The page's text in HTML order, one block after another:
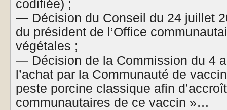
codifiée) ;
— Décision du Conseil du 24 juillet
du président de l’Office
végétales ;
— Décision de la Commission du 4
l’achat par la Communauté de
peste porcine classique afin
communautaires de ce vaccin »…